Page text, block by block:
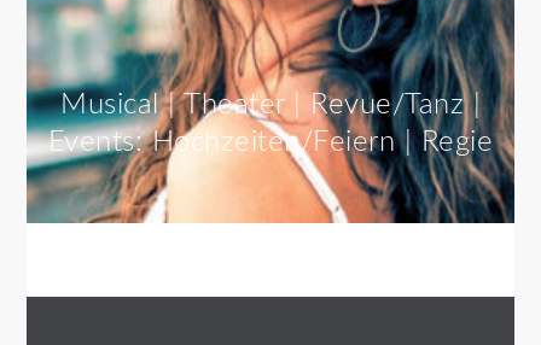
Musical | Theater | Revue/Tanz |
Events: Hochzeiten/Feiern | Regie